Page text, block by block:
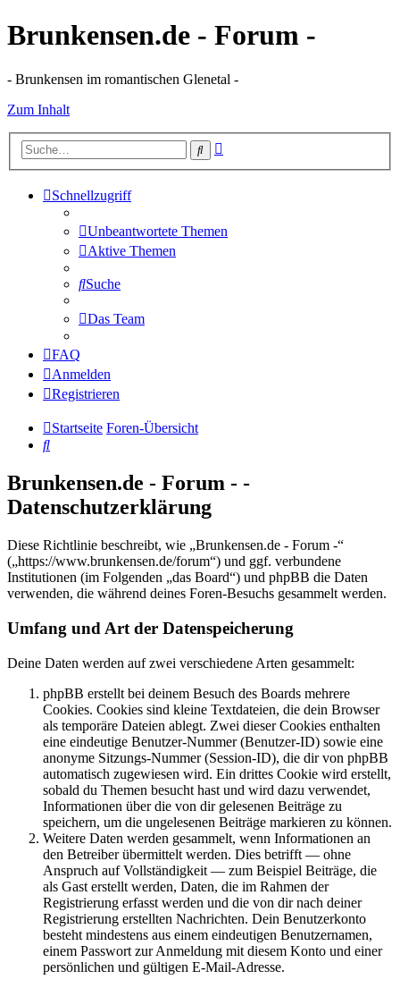
Brunkensen.de - Forum -
- Brunkensen im romantischen Glenetal -
Zum Inhalt
Suche
Schnellzugriff
Unbeantwortete Themen
Aktive Themen
Suche
Das Team
FAQ
Anmelden
Registrieren
Startseite Foren-Übersicht
Suche
Brunkensen.de - Forum - -
Datenschutzerklärung
Diese Richtlinie beschreibt, wie „Brunkensen.de - Forum -“
(„https://www.brunkensen.de/forum“) und ggf. verbundene
Institutionen (im Folgenden „das Board“) und phpBB die Daten
verwenden, die während deines Foren-Besuchs gesammelt werden.
Umfang und Art der Datenspeicherung
Deine Daten werden auf zwei verschiedene Arten gesammelt:
phpBB erstellt bei deinem Besuch des Boards mehrere
Cookies. Cookies sind kleine Textdateien, die dein Browser
als temporäre Dateien ablegt. Zwei dieser Cookies enthalten
eine eindeutige Benutzer-Nummer (Benutzer-ID) sowie eine
anonyme Sitzungs-Nummer (Session-ID), die dir von phpBB
automatisch zugewiesen wird. Ein drittes Cookie wird erstellt,
sobald du Themen besucht hast und wird dazu verwendet,
Informationen über die von dir gelesenen Beiträge zu
speichern, um die ungelesenen Beiträge markieren zu können.
Weitere Daten werden gesammelt, wenn Informationen an
den Betreiber übermittelt werden. Dies betrifft — ohne
Anspruch auf Vollständigkeit — zum Beispiel Beiträge, die
als Gast erstellt werden, Daten, die im Rahmen der
Registrierung erfasst werden und die von dir nach deiner
Registrierung erstellten Nachrichten. Dein Benutzerkonto
besteht mindestens aus einem eindeutigen Benutzernamen,
einem Passwort zur Anmeldung mit diesem Konto und einer
persönlichen und gültigen E-Mail-Adresse.